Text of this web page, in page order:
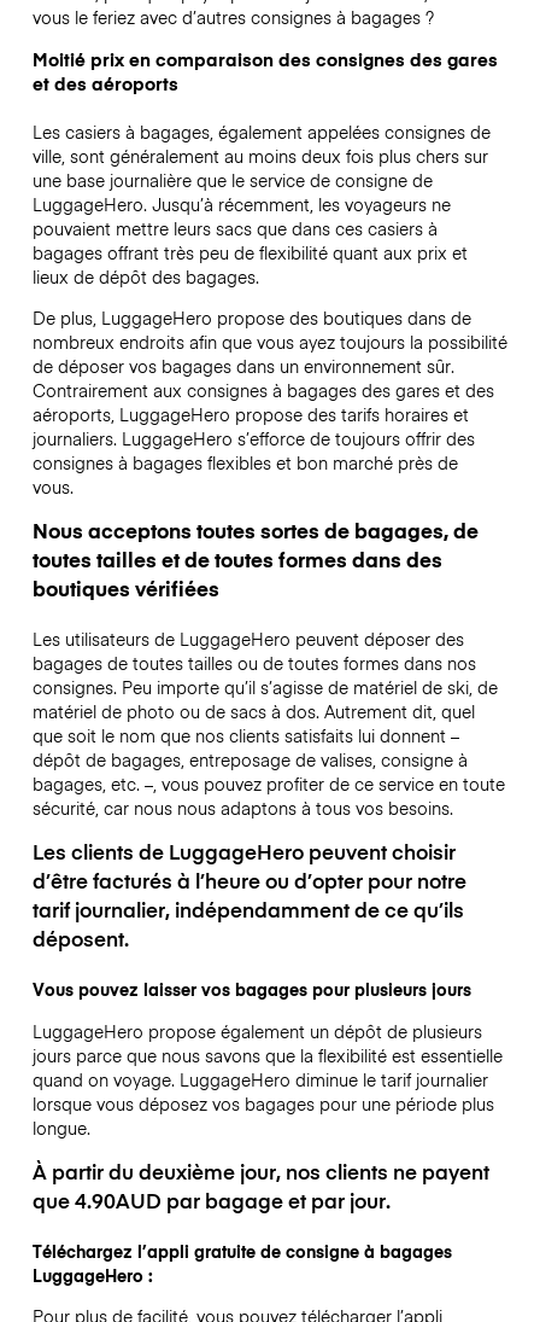
vous le feriez avec d’autres consignes à bagages ?
Moitié prix en comparaison des consignes des gares
et des aéroports
Les casiers à bagages, également appelées consignes de
ville, sont généralement au moins deux fois plus chers sur
une base journalière que le service de consigne de
LuggageHero. Jusqu’à récemment, les voyageurs ne
pouvaient mettre leurs sacs que dans ces casiers à
bagages offrant très peu de flexibilité quant aux prix et
lieux de dépôt des bagages.
De plus, LuggageHero propose des boutiques dans de
nombreux endroits afin que vous ayez toujours la possibilité
de déposer vos bagages dans un environnement sûr.
Contrairement aux consignes à bagages des gares et des
aéroports, LuggageHero propose des tarifs horaires et
journaliers. LuggageHero s’efforce de toujours offrir des
consignes à bagages flexibles et bon marché près de
vous.
Nous acceptons toutes sortes de bagages, de
toutes tailles et de toutes formes dans des
boutiques vérifiées
Les utilisateurs de LuggageHero peuvent déposer des
bagages de toutes tailles ou de toutes formes dans nos
consignes. Peu importe qu’il s’agisse de matériel de ski, de
matériel de photo ou de sacs à dos. Autrement dit, quel
que soit le nom que nos clients satisfaits lui donnent –
dépôt de bagages, entreposage de valises, consigne à
bagages, etc. –, vous pouvez profiter de ce service en toute
sécurité, car nous nous adaptons à tous vos besoins.
Les clients de LuggageHero peuvent choisir
d’être facturés à l’heure ou d’opter pour notre
tarif journalier, indépendamment de ce qu’ils
déposent.
Vous pouvez laisser vos bagages pour plusieurs jours
LuggageHero propose également un dépôt de plusieurs
jours parce que nous savons que la flexibilité est essentielle
quand on voyage. LuggageHero diminue le tarif journalier
lorsque vous déposez vos bagages pour une période plus
longue.
À partir du deuxième jour, nos clients ne payent
que 4.90AUD par bagage et par jour.
Téléchargez l’appli gratuite de consigne à bagages
LuggageHero :
Pour plus de facilité, vous pouvez télécharger l’appli